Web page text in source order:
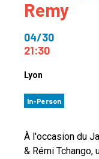
Remy
04/30
21:30
Lyon
In-Person
À l'occasion du
& Rémi Tchango,